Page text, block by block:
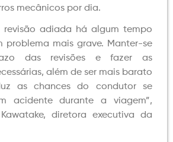
mecânicos por dia.
revisão adiada há algum tempo
problema mais grave. Manter-se
das revisões e fazer as
além de ser mais barato
as chances do condutor se
acidente durante a viagem”,
diretora executiva da